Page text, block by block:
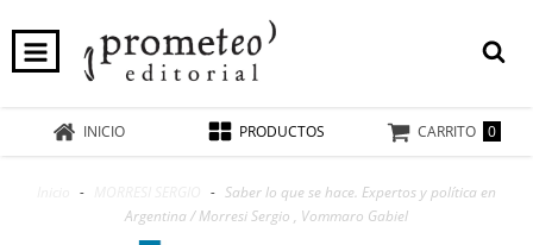
INICIO PRODUCTOS CARRITO 0
- - Saber lo que se hace. Expertos y política en
Argentina / Morresi Sergio , Vommaro Gabiel